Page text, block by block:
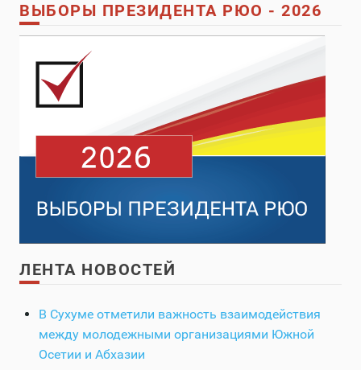
ВЫБОРЫ ПРЕЗИДЕНТА РЮО - 2026
ЛЕНТА НОВОСТЕЙ
В Сухуме отметили важность взаимодействия
между молодежными организациями Южной
Осетии и Абхазии